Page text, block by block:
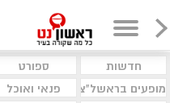
חדשות ספורט
מופעים בראשל"צ
פנאי ואוכל